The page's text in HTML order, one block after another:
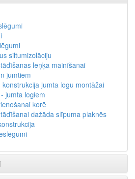
siltumizolāciju
leņķa mainīšanai
jumtiem
konstrukcija jumta logu montāžai
jumta logiem
korē
dažāda slīpuma plaknēs